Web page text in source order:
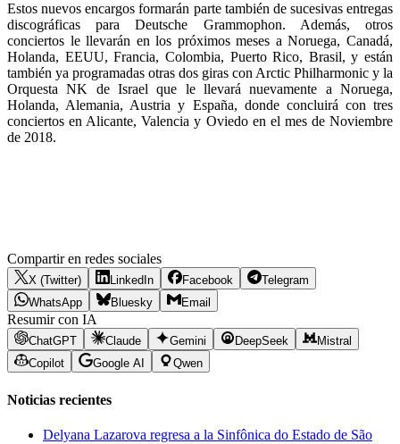
Estos nuevos encargos formarán parte también de sucesivas entregas
discográficas para Deutsche Grammophon. Además, otros
conciertos le llevarán en los próximos meses a Noruega, Canadá,
Holanda, EEUU, Francia, Colombia, Puerto Rico, Brasil, y están
también ya programadas otras dos giras con Arctic Philharmonic y la
Orquesta NK de Israel que le llevará nuevamente a Noruega,
Holanda, Alemania, Austria y España, donde concluirá con tres
conciertos en Alicante, Valencia y Oviedo en el mes de Noviembre
de 2018.
Compartir en redes sociales
X (Twitter) LinkedIn Facebook
Telegram
WhatsApp
Bluesky Email
Resumir con IA
ChatGPT Claude Gemini DeepSeek
Mistral
Copilot
Google AI Qwen
Noticias recientes
Delyana Lazarova regresa a la Sinfônica do Estado de São